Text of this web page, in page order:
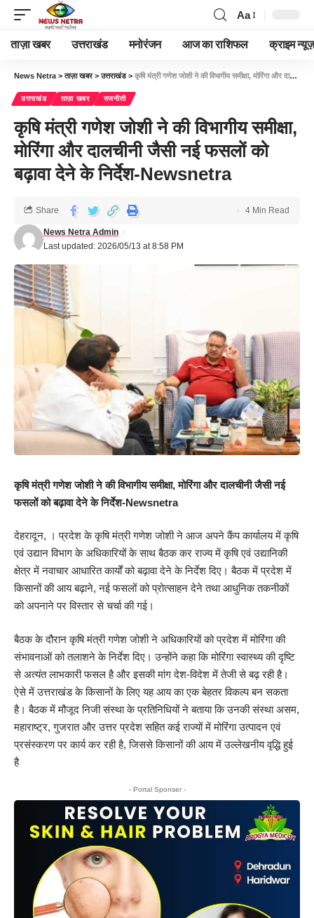
Aa
ताज़ा खबर उत्तराखंड मनोरंजन आज का राशिफल क्राइम न्यूज़
News Netra >ताज़ा खबर>उत्तराखंड> कृषि मंत्री गणेश जोशी ने की विभागीय समीक्षा, मोरिंगा और दालचीनी जैसी नई फसलों को बढ़ावा देने के निर्देश-Newsnetra
उत्तराखंड ताज़ा खबर राजनीती
कृषि मंत्री गणेश जोशी ने की विभागीय समीक्षा,
मोरिंगा और दालचीनी जैसी नई फसलों को
बढ़ावा देने के निर्देश-Newsnetra
Last updated: 2026/05/13 at 8:58 PM
News Netra Admin
Share 4 Min Read
कृषि मंत्री गणेश जोशी ने की विभागीय समीक्षा, मोरिंगा और दालचीनी जैसी नई
फसलों को बढ़ावा देने के निर्देश-Newsnetra
देहरादून, । प्रदेश के कृषि मंत्री गणेश जोशी ने आज अपने कैंप कार्यालय में कृषि
एवं उद्यान विभाग के अधिकारियों के साथ बैठक कर राज्य में कृषि एवं उद्यानिकी
क्षेत्र में नवाचार आधारित कार्यों को बढ़ावा देने के निर्देश दिए। बैठक में प्रदेश में
किसानों की आय बढ़ाने, नई फसलों को प्रोत्साहन देने तथा आधुनिक तकनीकों
को अपनाने पर विस्तार से चर्चा की गई।
बैठक के दौरान कृषि मंत्री गणेश जोशी ने अधिकारियों को प्रदेश में मोरिंगा की
संभावनाओं को तलाशने के निर्देश दिए। उन्होंने कहा कि मोरिंगा स्वास्थ्य की दृष्टि
से अत्यंत लाभकारी फसल है और इसकी मांग देश-विदेश में तेजी से बढ़ रही है।
ऐसे में उत्तराखंड के किसानों के लिए यह आय का एक बेहतर विकल्प बन सकता
है। बैठक में मौजूद निजी संस्था के प्रतिनिधियों ने बताया कि उनकी संस्था असम,
महाराष्ट्र, गुजरात और उत्तर प्रदेश सहित कई राज्यों में मोरिंगा उत्पादन एवं
प्रसंस्करण पर कार्य कर रही है, जिससे किसानों की आय में उल्लेखनीय वृद्धि हुई
है
- Portal Sponser -